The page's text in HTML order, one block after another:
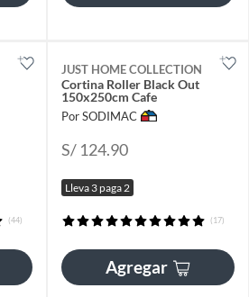
(44)
JUST HOME COLLECTION
Cortina Roller Black Out
150x250cm Cafe
Por SODIMAC
S/ 124.90
Lleva 3 paga 2
(17)
Agregar